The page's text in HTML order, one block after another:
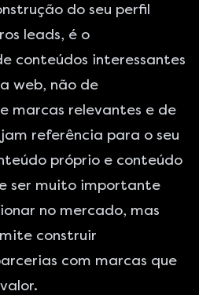
do seu perfil
leads, é o
conteúdos interessantes
web, não de
marcas relevantes e de
referência para o seu
próprio e conteúdo
ser muito importante
no mercado, mas
construir
com marcas que